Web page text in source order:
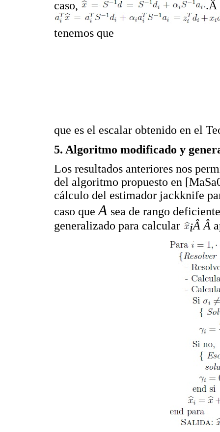
caso,
.Â
tenemos que
que es el escalar obtenido en el
5. Algoritmo modificado y
Los resultados anteriores nos
del algoritmo propuesto en
cálculo del estimador jackknife
caso queA sea de rango
generalizado para calcular
iÂ Â